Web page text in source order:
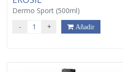
Dermo Sport (500ml)
- + Añadir